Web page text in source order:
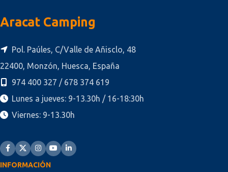
Aracat Camping
Pol. Paúles, C/Valle de Añisclo, 48
22400, Monzón, Huesca, España
974 400 327 / 678 374 619
Lunes a jueves: 9-13.30h / 16-18:30h
Viernes: 9-13.30h
INFORMACIÓN